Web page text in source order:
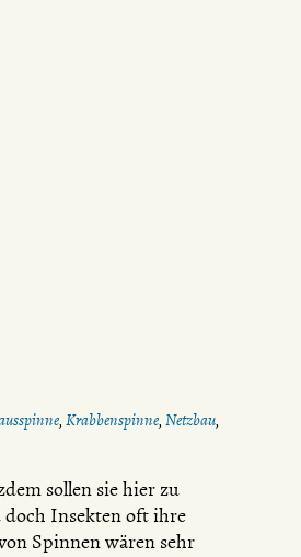
,Krabbenspinne,Netzbau,
sollen sie hier zu
doch Insekten oft ihre
Spinnen wären sehr